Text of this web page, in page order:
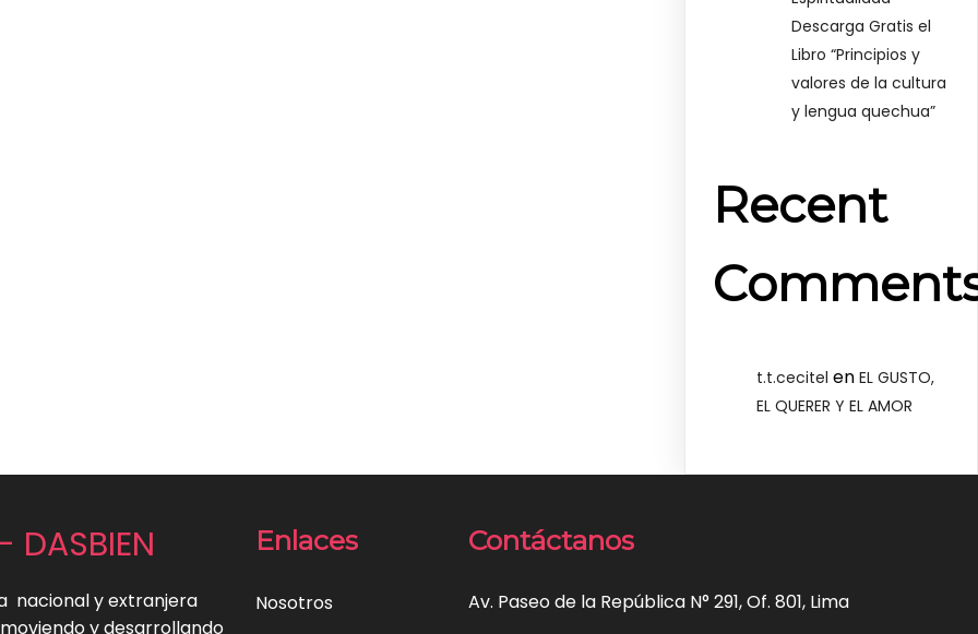
Descarga Gratis el
Libro “Principios y
valores de la cultura
y lengua quechua”
Recent
t.t.cecitel enEL GUSTO,
EL QUERER Y EL AMOR
DASBIEN
nacional y extranjera
y desarrollando
Enlaces
Nosotros
Contáctanos
Av. Paseo de la República N° 291, Of. 801, Lima